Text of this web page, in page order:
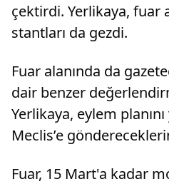
çektirdi. Yerlikaya, fuar
stantları da gezdi.
Fuar alanında da
dair benzer
Yerlikaya, eylem
Meclis’e
Fuar, 15 Mart'a kadar